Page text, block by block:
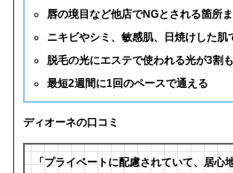
唇の境目など他店でNGとされる箇所
ニキビやシミ、敏感肌、日焼けした肌
脱毛の光にエステで使われる光が3割
最短2週間に1回のペースで通える
ディオーネの口コミ
「プライベートに配慮されていて、居心